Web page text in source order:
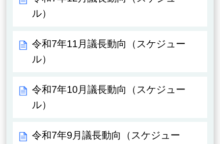
ル）
令和7年11月議長動向（スケジュー
ル）
令和7年10月議長動向（スケジュー
ル）
令和7年9月議長動向（スケジュー